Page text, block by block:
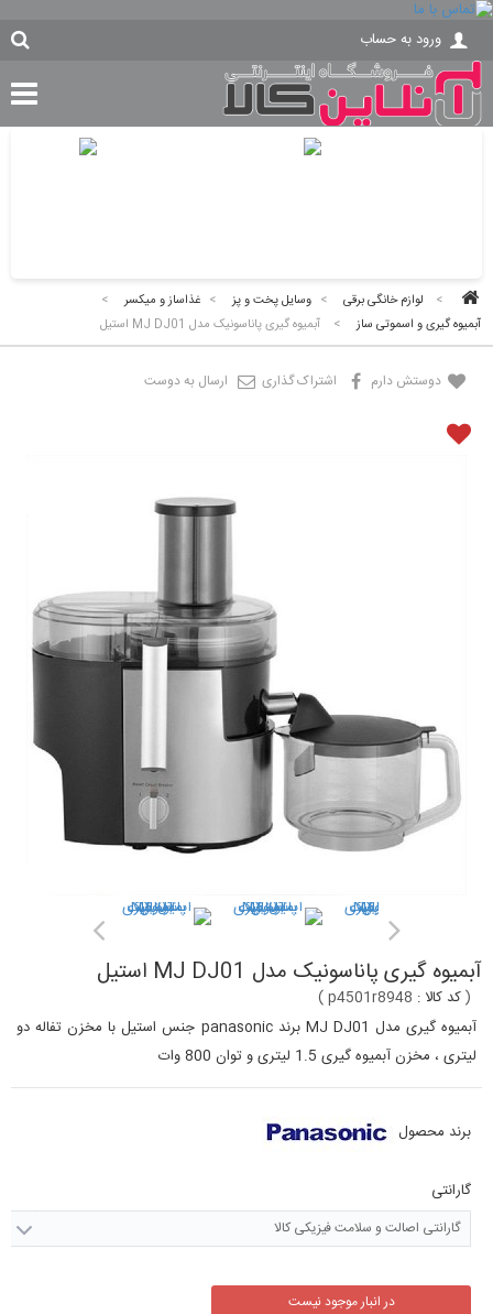
ورود به حساب
> لوازم خانگی برقی > وسایل پخت و پز > غذاساز و میکسر
>
آبمیوه گیری و اسموتی ساز
> آبمیوه گیری پاناسونیک مدل MJ DJ01 استیل
دوستش دارم اشتراک گذاری ارسال به دوست
آبمیوه گیری پاناسونیک مدل MJ DJ01 استیل
(کد کالا : p4501r8948
)
آبمیوه گیری مدل MJ DJ01 برند panasonic جنس استیل با مخزن تفاله دو
لیتری ، مخزن آبمیوه گیری 1.5 لیتری و توان 800 وات
برند محصول
گارانتی
گارانتی اصالت و سلامت فیزیکی کالا
در انبار موجود نیست